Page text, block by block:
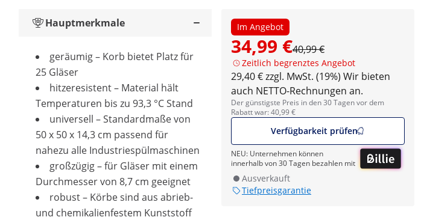
Im Angebot
34,99 €40,99 €
Zeitlich begrenztes Angebot
29,40 € zzgl. MwSt. (19%) Wir bieten
auch NETTO-Rechnungen an.
Der günstigste Preis in den 30 Tagen vor dem
Rabatt war: 40,99 €
Verfügbarkeit prüfen
NEU: Unternehmen können
innerhalb von 30 Tagen bezahlen mit
Ausverkauft
Tiefpreisgarantie
Hauptmerkmale
geräumig – Korb bietet Platz für
25 Gläser
hitzeresistent – Material hält
Temperaturen bis zu 93,3 °C Stand
universell – Standardmaße von
50 x 50 x 14,3 cm passend für
nahezu alle Industriespülmaschinen
großzügig – für Gläser mit einem
Durchmesser von 8,7 cm geeignet
robust – Körbe sind aus abrieb-
und chemikalienfestem Kunststoff